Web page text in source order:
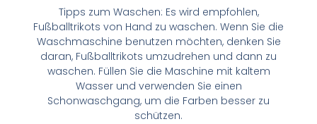
Tipps zum Waschen: Es wird empfohlen,
Fußballtrikots von Hand zu waschen. Wenn Sie die
Waschmaschine benutzen möchten, denken Sie
daran, Fußballtrikots umzudrehen und dann zu
waschen. Füllen Sie die Maschine mit kaltem
Wasser und verwenden Sie einen
Schonwaschgang, um die Farben besser zu
schützen.